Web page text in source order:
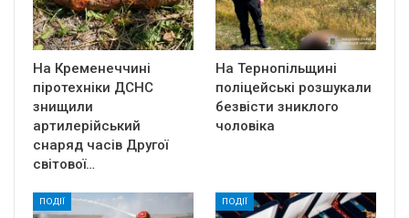
На Кременеччині
піротехніки ДСНС
знищили
артилерійський
снаряд часів Другої
світової…
На Тернопільщині
поліцейські розшукали
безвісти зниклого
чоловіка
ПОДІЇ ПОДІЇ